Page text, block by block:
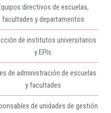
directivos de escuelas,
facultades y departamentos
de institutos universitarios
y EPIs
de administración de escuelas
y facultades
de unidades de gestión